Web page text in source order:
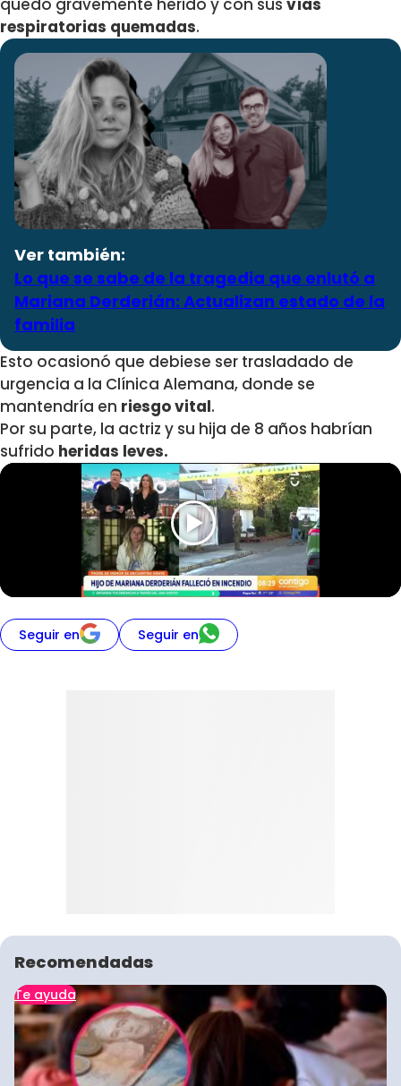
quedó gravemente herido y con sus vías
respiratorias quemadas.
Ver también:
Lo que se sabe de la tragedia que enlutó a
Mariana Derderián: Actualizan estado de la
familia
Esto ocasionó que debiese ser trasladado de
urgencia a la Clínica Alemana, donde se
mantendría en riesgo vital.
Por su parte, la actriz y su hija de 8 años habrían
sufrido heridas leves.
Seguir en Seguir en
Recomendadas
Te ayuda